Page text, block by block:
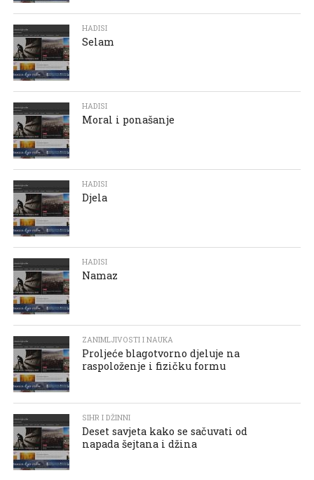
HADISI
Selam
HADISI
Moral i ponašanje
HADISI
Djela
HADISI
Namaz
ZANIMLJIVOSTI I NAUKA
Proljeće blagotvorno djeluje na
raspoloženje i fizičku formu
SIHR I DŽINNI
Deset savjeta kako se sačuvati od
napada šejtana i džina